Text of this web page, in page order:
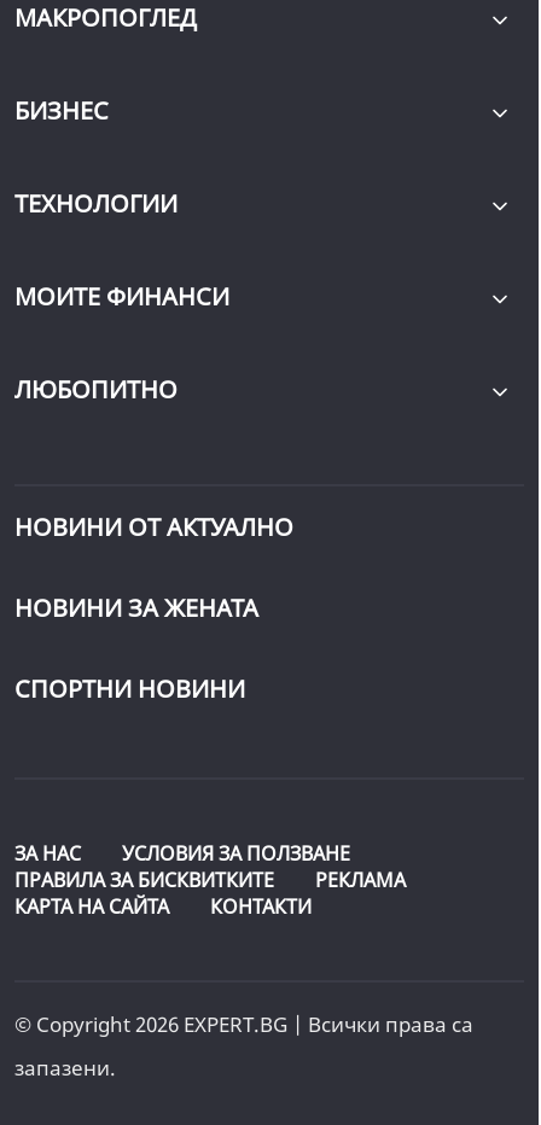
МАКРОПОГЛЕД
БИЗНЕС
ТЕХНОЛОГИИ
МОИТЕ ФИНАНСИ
ЛЮБОПИТНО
НОВИНИ ОТ АКТУАЛНО
НОВИНИ ЗА ЖЕНАТА
СПОРТНИ НОВИНИ
ЗА НАС
УСЛОВИЯ ЗА ПОЛЗВАНЕ
ПРАВИЛА ЗА БИСКВИТКИТЕ
РЕКЛАМА
КАРТА НА САЙТА
КОНТАКТИ
© Copyright 2026 EXPERT.BG | Всички права са
запазени.